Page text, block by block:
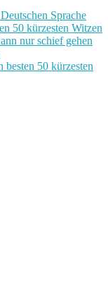
Sprache
50 kürzesten Witzen
nur schief gehen
50 kürzesten